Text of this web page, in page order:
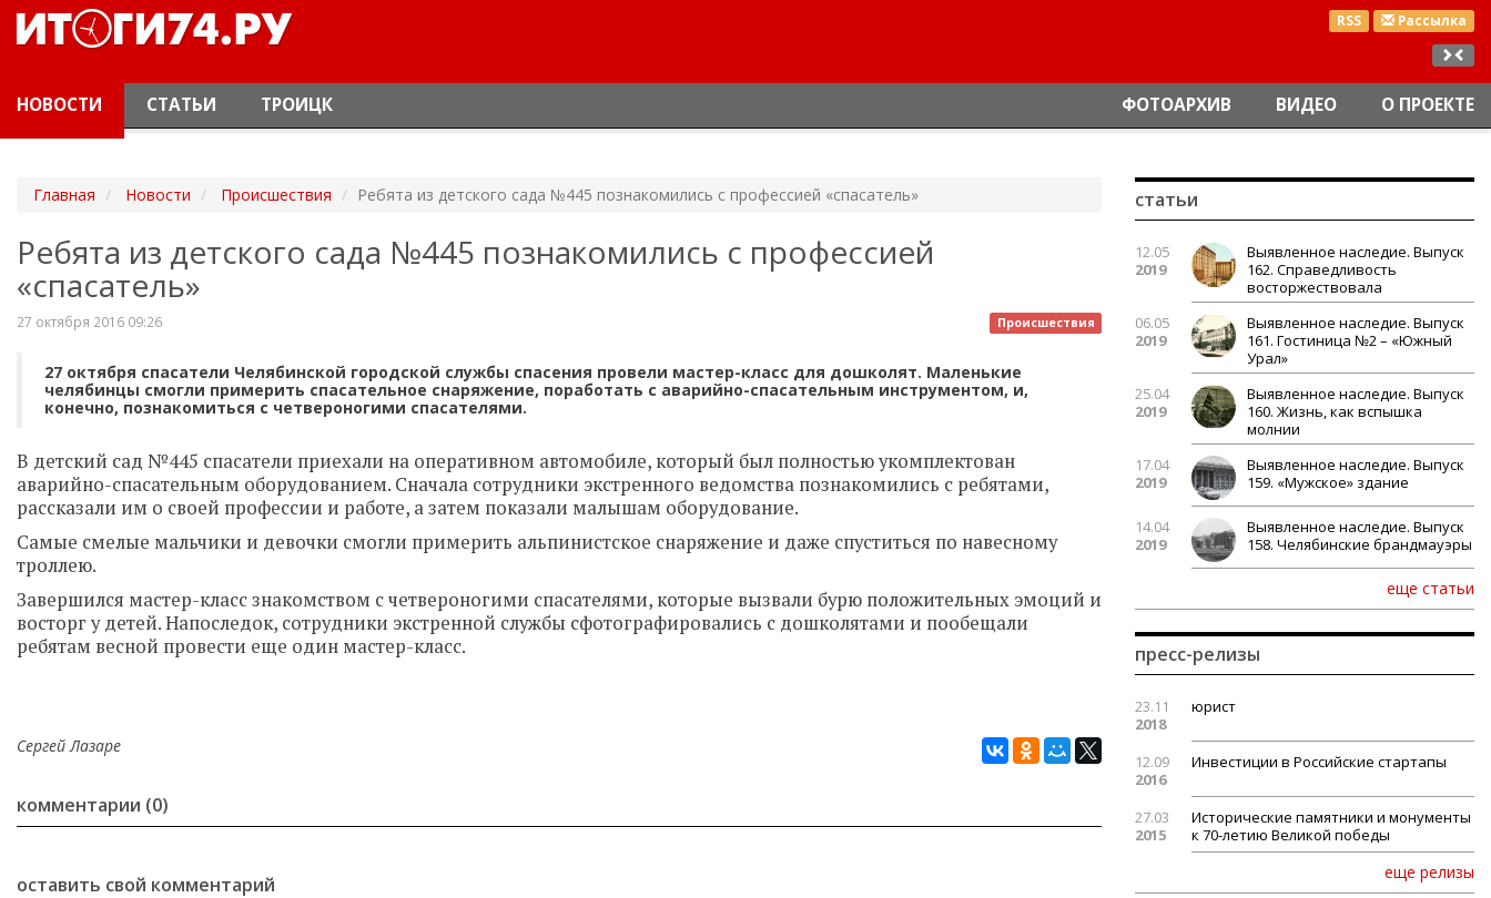
RSS Рассылка
НОВОСТИ СТАТЬИ ТРОИЦК ФОТОАРХИВ ВИДЕО О ПРОЕКТЕ
Главная Новости Происшествия Ребята из детского сада №445 познакомились с профессией «спасатель»
Ребята из детского сада №445 познакомились с профессией
«спасатель»
Происшествия
27 октября 2016 09:26
27 октября спасатели Челябинской городской службы спасения провели мастер-класс для дошколят. Маленькие
челябинцы смогли примерить спасательное снаряжение, поработать с аварийно-спасательным инструментом, и,
конечно, познакомиться с четвероногими спасателями.
В детский сад №445 спасатели приехали на оперативном автомобиле, который был полностью укомплектован
аварийно-спасательным оборудованием. Сначала сотрудники экстренного ведомства познакомились с ребятами,
рассказали им о своей профессии и работе, а затем показали малышам оборудование.
Самые смелые мальчики и девочки смогли примерить альпинистское снаряжение и даже спуститься по навесному
троллею.
Завершился мастер-класс знакомством с четвероногими спасателями, которые вызвали бурю положительных эмоций и
восторг у детей. Напоследок, сотрудники экстренной службы сфотографировались с дошколятами и пообещали
ребятам весной провести еще один мастер-класс.
Сергей Лазаре
комментарии (0)
оставить свой комментарий
статьи
12.05
2019
Выявленное наследие. Выпуск
162. Справедливость
восторжествовала
06.05
2019
Выявленное наследие. Выпуск
161. Гостиница №2 – «Южный
Урал»
25.04
2019
Выявленное наследие. Выпуск
160. Жизнь, как вспышка
молнии
17.04
2019
Выявленное наследие. Выпуск
159. «Мужское» здание
14.04
2019
Выявленное наследие. Выпуск
158. Челябинские брандмауэры
еще статьи
пресс-релизы
23.11
2018
юрист
12.09
2016
Инвестиции в Российские стартапы
27.03
2015
Исторические памятники и монументы
к 70-летию Великой победы
еще релизы